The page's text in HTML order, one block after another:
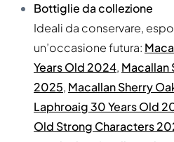
Bottiglie da collezione
Ideali da conservare,
un’occasione futura:
Years Old 2024, Macallan
2025, Macallan Sherry
Laphroaig 30 Years Old
Old Strong Characters